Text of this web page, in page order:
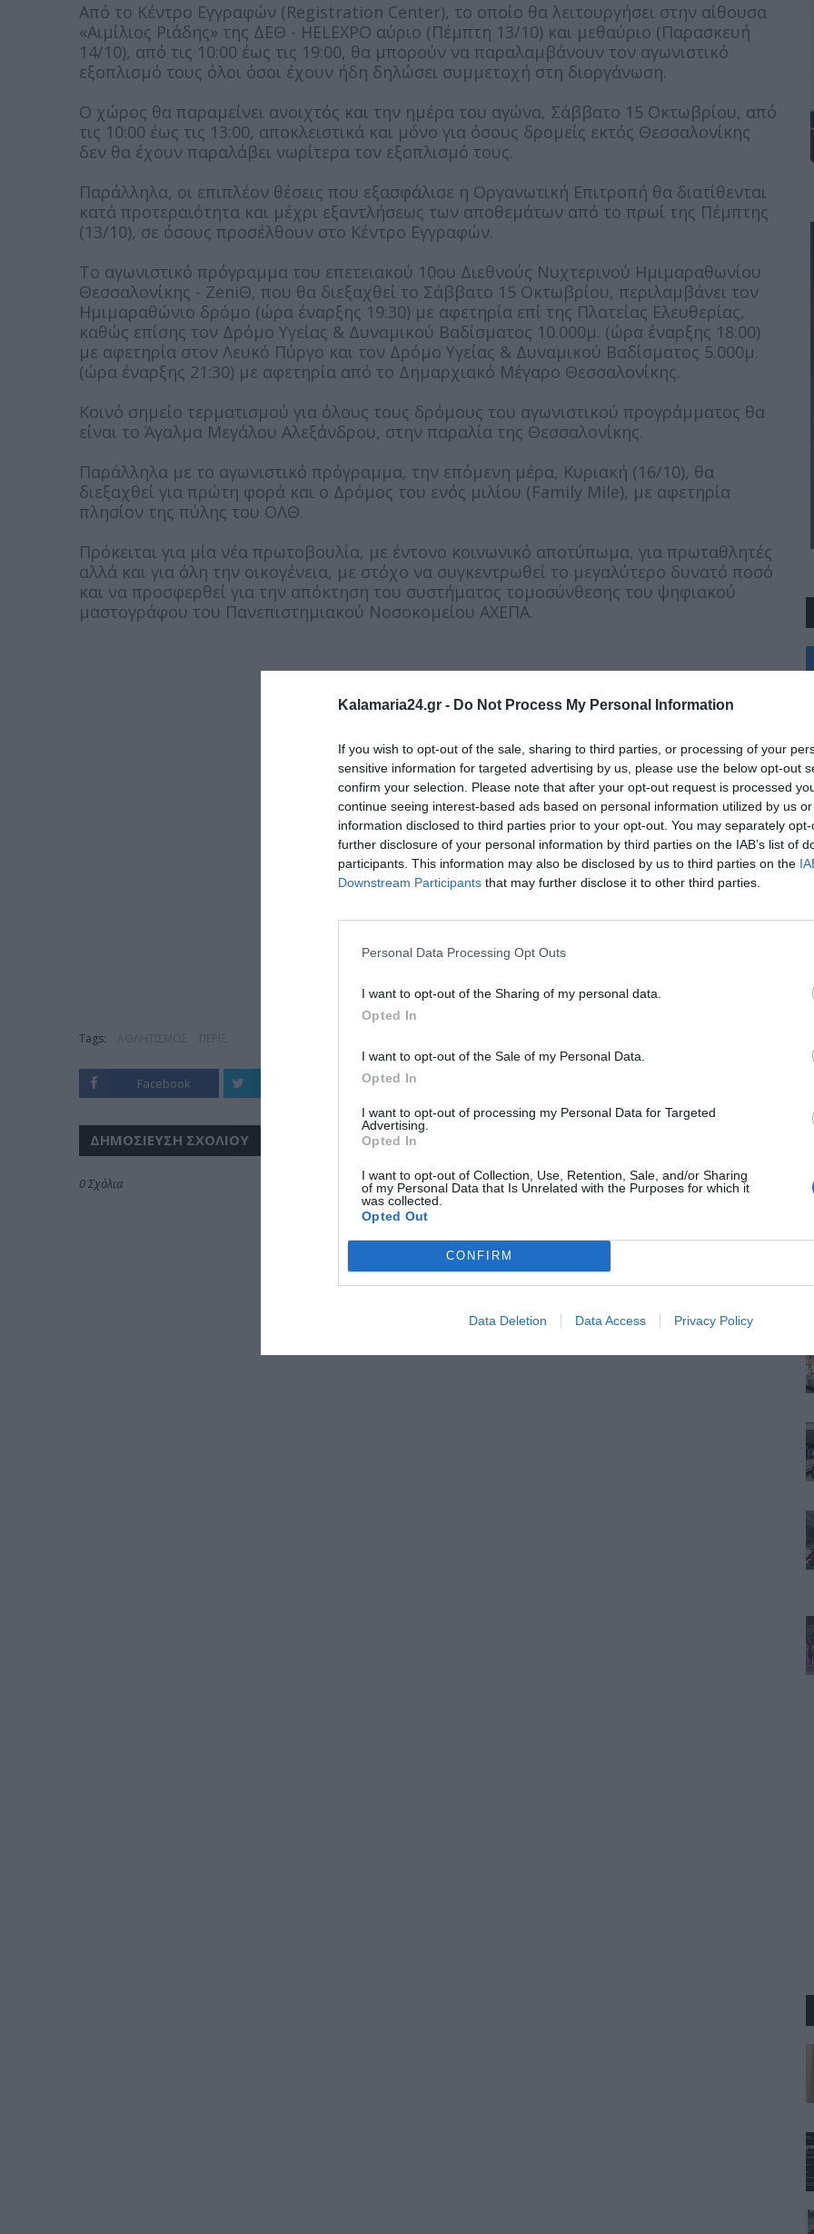
Kalamaria24.gr - Do Not Process My Personal Information
If you wish to opt-out of the sale, sharing to third parties, or processing of your
sensitive information for targeted advertising by us, please use the below opt-out
confirm your selection. Please note that after your opt-out request is processed
continue seeing interest-based ads based on personal information utilized by us
information disclosed to third parties prior to your opt-out. You may separately
further disclosure of your personal information by third parties on the IAB’s list of
participants. This information may also be disclosed by us to third parties on the
Downstream Participants that may further disclose it to other third parties.
Personal Data Processing Opt Outs
I want to opt-out of the Sharing of my personal data.
Opted In
I want to opt-out of the Sale of my Personal Data.
Opted In
I want to opt-out of processing my Personal Data for Targeted
Advertising.
Opted In
I want to opt-out of Collection, Use, Retention, Sale, and/or Sharing
of my Personal Data that Is Unrelated with the Purposes for which it
was collected.
Opted Out
CONFIRM
Data Deletion Data Access Privacy Policy
Από το Κέντρο Εγγραφών (Registration Center), το οποίο θα λειτουργήσει στην αίθουσα
«Αιμίλιος Ριάδης» της ΔΕΘ - HELEXPO αύριο (Πέμπτη 13/10) και μεθαύριο (Παρασκευή
14/10), από τις 10:00 έως τις 19:00, θα μπορούν να παραλαμβάνουν τον αγωνιστικό
εξοπλισμό τους όλοι όσοι έχουν ήδη δηλώσει συμμετοχή στη διοργάνωση.
Ο χώρος θα παραμείνει ανοιχτός και την ημέρα του αγώνα, Σάββατο 15 Οκτωβρίου, από
τις 10:00 έως τις 13:00, αποκλειστικά και μόνο για όσους δρομείς εκτός Θεσσαλονίκης
δεν θα έχουν παραλάβει νωρίτερα τον εξοπλισμό τους.
Παράλληλα, οι επιπλέον θέσεις που εξασφάλισε η Οργανωτική Επιτροπή θα διατίθενται
κατά προτεραιότητα και μέχρι εξαντλήσεως των αποθεμάτων από το πρωί της Πέμπτης
(13/10), σε όσους προσέλθουν στο Κέντρο Εγγραφών.
Το αγωνιστικό πρόγραμμα του επετειακού 10ου Διεθνούς Νυχτερινού Ημιμαραθωνίου
Θεσσαλονίκης - ZeniΘ, που θα διεξαχθεί το Σάββατο 15 Οκτωβρίου, περιλαμβάνει τον
Ημιμαραθώνιο δρόμο (ώρα έναρξης 19:30) με αφετηρία επί της Πλατείας Ελευθερίας,
καθώς επίσης τον Δρόμο Υγείας & Δυναμικού Βαδίσματος 10.000μ. (ώρα έναρξης 18:00)
με αφετηρία στον Λευκό Πύργο και τον Δρόμο Υγείας & Δυναμικού Βαδίσματος 5.000μ.
(ώρα έναρξης 21:30) με αφετηρία από το Δημαρχιακό Μέγαρο Θεσσαλονίκης.
Κοινό σημείο τερματισμού για όλους τους δρόμους του αγωνιστικού προγράμματος θα
είναι το Άγαλμα Μεγάλου Αλεξάνδρου, στην παραλία της Θεσσαλονίκης.
Παράλληλα με το αγωνιστικό πρόγραμμα, την επόμενη μέρα, Κυριακή (16/10), θα
διεξαχθεί για πρώτη φορά και ο Δρόμος του ενός μιλίου (Family Mile), με αφετηρία
πλησίον της πύλης του ΟΛΘ.
Πρόκειται για μία νέα πρωτοβουλία, με έντονο κοινωνικό αποτύπωμα, για πρωταθλητές
αλλά και για όλη την οικογένεια, με στόχο να συγκεντρωθεί το μεγαλύτερο δυνατό ποσό
και να προσφερθεί για την απόκτηση του συστήματος τομοσύνθεσης του ψηφιακού
μαστογράφου του Πανεπιστημιακού Νοσοκομείου ΑΧΕΠΑ.
Tags:
Facebook
ΔΗΜΟΣΊΕΥΣΗ ΣΧΟΛΊΟΥ
0 Σχόλια
+
°